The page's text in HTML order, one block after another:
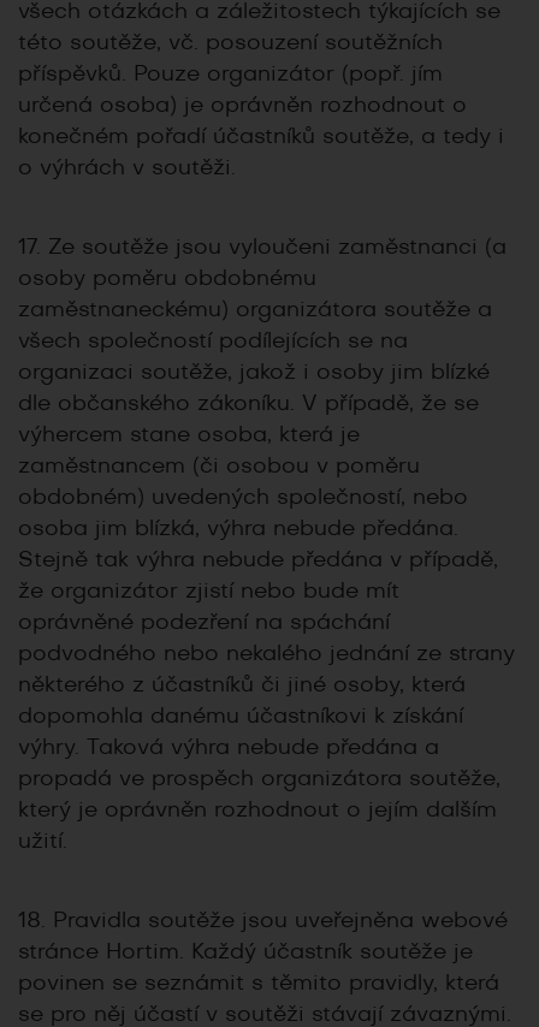
všech otázkách a záležitostech týkajících se
této soutěže, vč. posouzení soutěžních
příspěvků. Pouze organizátor (popř. jím
určená osoba) je oprávněn rozhodnout o
konečném pořadí účastníků soutěže, a tedy i
o výhrách v soutěži.
17. Ze soutěže jsou vyloučeni zaměstnanci (a
osoby poměru obdobnému
zaměstnaneckému) organizátora soutěže a
všech společností podílejících se na
organizaci soutěže, jakož i osoby jim blízké
dle občanského zákoníku. V případě, že se
výhercem stane osoba, která je
zaměstnancem (či osobou v poměru
obdobném) uvedených společností, nebo
osoba jim blízká, výhra nebude předána.
Stejně tak výhra nebude předána v případě,
že organizátor zjistí nebo bude mít
oprávněné podezření na spáchání
podvodného nebo nekalého jednání ze strany
některého z účastníků či jiné osoby, která
dopomohla danému účastníkovi k získání
výhry. Taková výhra nebude předána a
propadá ve prospěch organizátora soutěže,
který je oprávněn rozhodnout o jejím dalším
užití.
18. Pravidla soutěže jsou uveřejněna webové
stránce Hortim. Každý účastník soutěže je
povinen se seznámit s těmito pravidly, která
se pro něj účastí v soutěži stávají závaznými.